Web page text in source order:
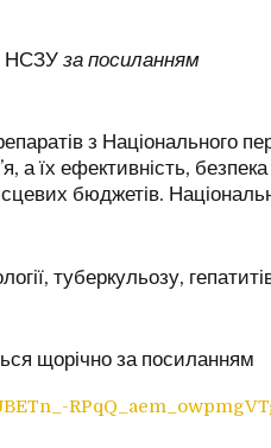
НСЗУ за посиланням
з Національного
а їх ефективність,
бюджетів.
туберкульозу,
щорічно за посиланням